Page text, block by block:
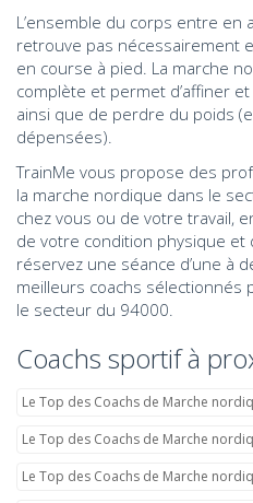
L’ensemble du corps entre en
retrouve pas nécessairement
en course à pied. La marche
complète et permet d’affiner
ainsi que de perdre du poids
dépensées).
TrainMe vous propose des
la marche nordique dans le
chez vous ou de votre travail,
de votre condition physique et
réservez une séance d’une à
meilleurs coachs sélectionnés
le secteur du 94000.
Coachs sportif à
Le Top des Coachs de Marche
Le Top des Coachs de Marche
Le Top des Coachs de Marche